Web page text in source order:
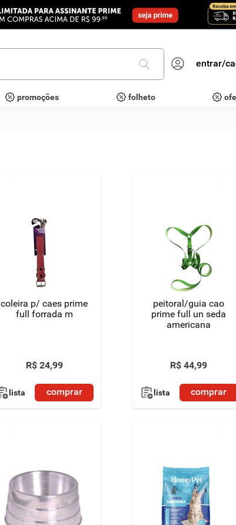
entrar/
promoções folheto
coleira p/ caes prime
full forrada m
R$ 24,99
lista comprar
peitoral/guia cao
prime full un seda
americana
R$ 44,99
lista comprar